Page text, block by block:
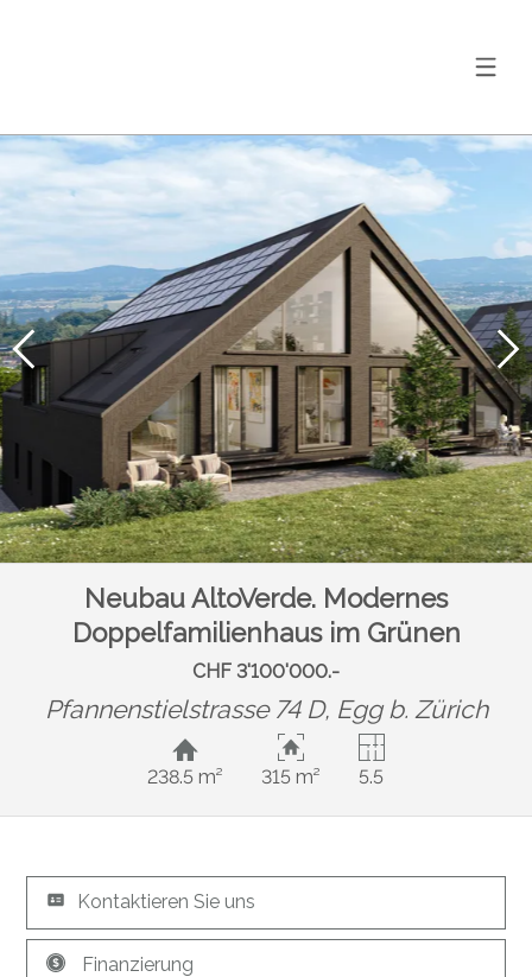
Neubau AltoVerde. Modernes
Doppelfamilienhaus im Grünen
CHF 3'100'000.-
Pfannenstielstrasse 74 D, Egg b. Zürich
238.5 m² 315 m² 5.5
Kontaktieren Sie uns
Finanzierung